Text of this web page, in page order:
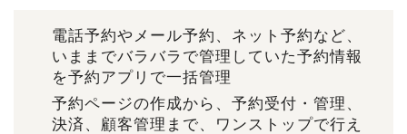
電話予約やメール予約、ネット予約など、
いままでバラバラで管理していた予約情報
を予約アプリで一括管理
予約ページの作成から、予約受付・管理、
決済、顧客管理まで、ワンストップで行え